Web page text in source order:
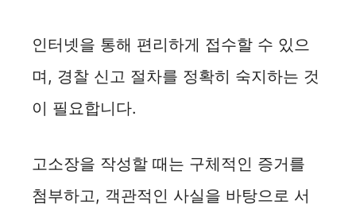
인터넷을 통해 편리하게 접수할 수 있으
며, 경찰 신고 절차를 정확히 숙지하는 것
이 필요합니다.
고소장을 작성할 때는 구체적인 증거를
첨부하고, 객관적인 사실을 바탕으로 서